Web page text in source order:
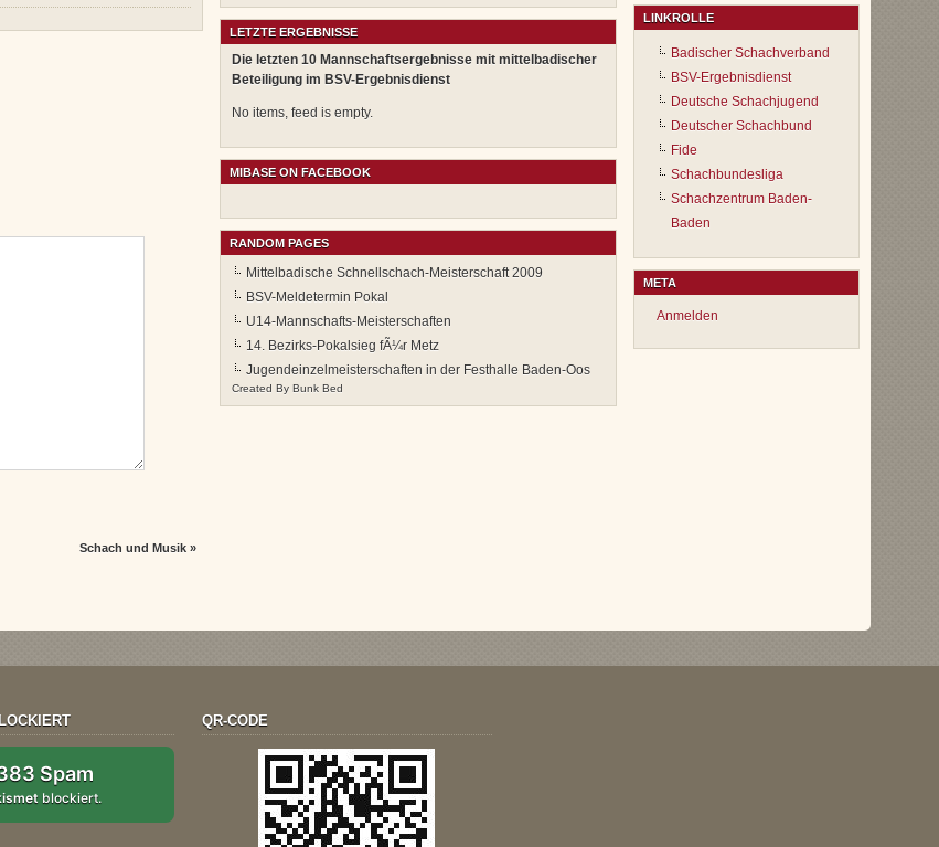
Schach und Musik»
LETZTE ERGEBNISSE
Die letzten 10 Mannschaftsergebnisse mit mittelbadischer
Beteiligung im BSV-Ergebnisdienst
No items, feed is empty.
MIBASE ON FACEBOOK
RANDOM PAGES
Mittelbadische Schnellschach-Meisterschaft 2009
BSV-Meldetermin Pokal
U14-Mannschafts-Meisterschaften
14. Bezirks-Pokalsieg fÃ¼r Metz
Jugendeinzelmeisterschaften in der Festhalle Baden-Oos
Created By Bunk Bed
LINKROLLE
Badischer Schachverband
BSV-Ergebnisdienst
Deutsche Schachjugend
Deutscher Schachbund
Fide
Schachbundesliga
Schachzentrum Baden-
Baden
META
Anmelden
Spam
blockiert.
QR-CODE